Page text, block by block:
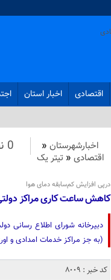
اقتصادی اخبار استان
اخبارشهرستان «
اقتصادی « تیتر یک
0 نظر
درپی افزایش کم‌سابقه دمای هوا
کاهش ساعت کاری مراکز
دبیرخانه شورای اطلاع رسانی
(به جز مراکز خدمات امدادی و اورژانسی) در تاریخ شنبه
کد خبر : 8009